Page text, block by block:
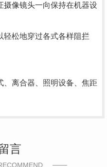
像镜头一向保持在机器设
松地穿过各式各样阻拦
离合器、照明设备、焦距
言